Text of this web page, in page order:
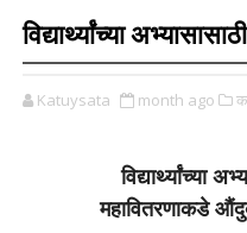
विद्यार्थ्यांच्या
Katuysata month ago
विद्यार्थ्यांच्या
महावितरणाकडे